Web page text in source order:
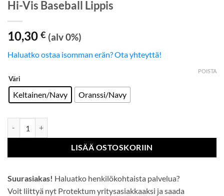
Hi-Vis Baseball Lippis
10,30 € (alv 0%)
Haluatko ostaa isomman erän? Ota yhteyttä!
Väri
Keltainen/Navy Oranssi/Navy
POISTA
LISÄÄ OSTOSKORIIN
Suurasiakas! Haluatko henkilökohtaista palvelua?
Voit liittyä nyt Protektum yritysasiakkaaksi ja saada